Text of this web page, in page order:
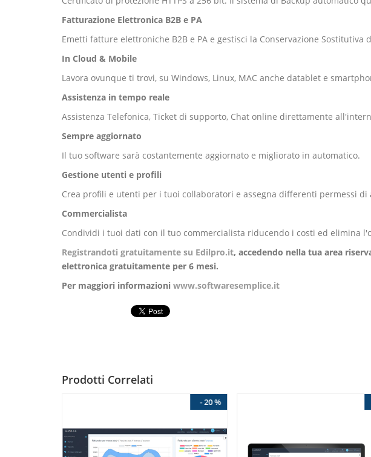
Fatturazione Elettronica B2B e PA
Emetti fatture elettroniche B2B e PA e gestisci la Conservazione
In Cloud & Mobile
Lavora ovunque ti trovi, su Windows, Linux, MAC anche datablet e
Assistenza in tempo reale
Assistenza Telefonica, Ticket di supporto, Chat online direttamente
Sempre aggiornato
Il tuo software sarà costantemente aggiornato e migliorato in automatico.
Gestione utenti e profili
Crea profili e utenti per i tuoi collaboratori e assegna differenti permessi di
Commercialista
Condividi i tuoi dati con il tuo commercialista riducendo i costi ed elimina
Registrandoti gratuitamente su Edilpro.it, accedendo nella tua area
elettronica gratuitamente per 6 mesi.
Per maggiori informazioni www.softwaresemplice.it
Prodotti Correlati
- 20 %